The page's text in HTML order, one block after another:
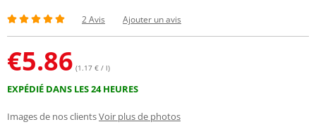
2 Avis Ajouter un avis
€5.86 (1.17 € / l)
EXPÉDIÉ DANS LES 24 HEURES
Images de nos clientsVoir plus de photos